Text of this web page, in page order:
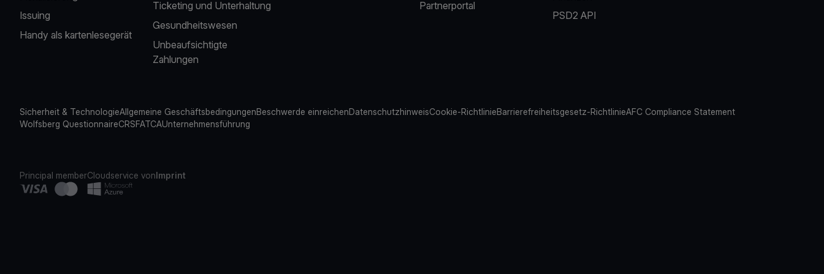
Issuing
Handy als kartenlesegerät
Ticketing und Unterhaltung
Gesundheitswesen
Unbeaufsichtigte
Zahlungen
Partnerportal
PSD2 API
Sicherheit & TechnologieAllgemeine GeschäftsbedingungenBeschwerde einreichenDatenschutzhinweisCookie-RichtlinieBarrierefreiheitsgesetz-RichtlinieAFC Compliance Statement
Wolfsberg QuestionnaireCRSFATCAUnternehmensführung
Principal memberCloudservice vonImprint